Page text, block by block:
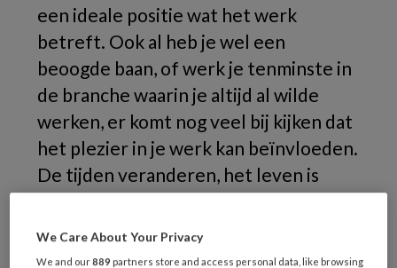
een ideale positie wat het werk
betreft. Ook al heb je wel een
beoogde baan, of werk je tenminste in
de branche waarin je altijd al wilde
werken, er komt nog veel bij kijken dat
het plezier in je werk kan beïnvloeden.
De tijden veranderen, het leven is
harder, sneller en in mijn ogen ook
oppervlakkiger geworden. Vaak is er
weinig tijd over om verder te gaan dan
We Care About Your Privacy
We and our889 partners store and access personal data, like browsing